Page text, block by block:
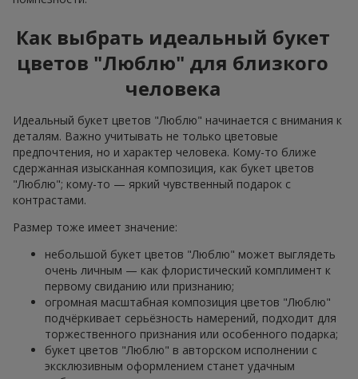
Как выбрать идеальный букет
цветов "Люблю" для близкого
человека
Идеальный букет цветов "Люблю" начинается с внимания к
деталям. Важно учитывать не только цветовые
предпочтения, но и характер человека. Кому-то ближе
сдержанная изысканная композиция, как букет цветов
"Люблю"; кому-то — яркий чувственный подарок с
контрастами.
Размер тоже имеет значение:
небольшой букет цветов "Люблю" может выглядеть
очень личным — как флористический комплимент к
первому свиданию или признанию;
огромная масштабная композиция цветов "Люблю"
подчёркивает серьёзность намерений, подходит для
торжественного признания или особенного подарка;
букет цветов "Люблю" в авторском исполнении с
эксклюзивным оформлением станет удачным